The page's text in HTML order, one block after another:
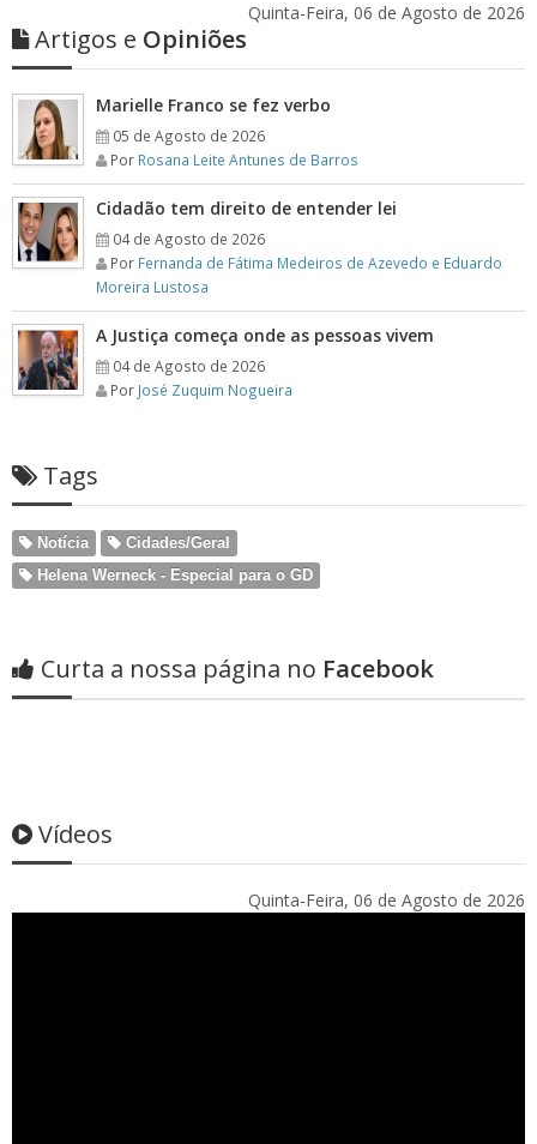
Quinta-Feira, 06 de Agosto de 2026
Artigos e Opiniões
Marielle Franco se fez verbo
05 de Agosto de 2026
Por Rosana Leite Antunes de Barros
Cidadão tem direito de entender lei
04 de Agosto de 2026
Por Fernanda de Fátima Medeiros de Azevedo e Eduardo
Moreira Lustosa
A Justiça começa onde as pessoas vivem
04 de Agosto de 2026
Por José Zuquim Nogueira
Tags
Notícia
Cidades/Geral
Helena Werneck - Especial para o GD
Curta a nossa página no Facebook
Vídeos
Quinta-Feira, 06 de Agosto de 2026